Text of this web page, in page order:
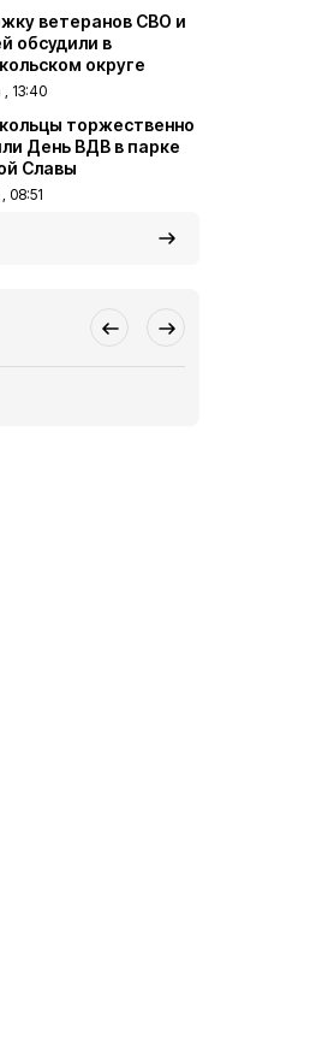
ветеранов СВО и
обсудили в
округе
, 13:40
торжественно
День ВДВ в парке
Славы
08:51